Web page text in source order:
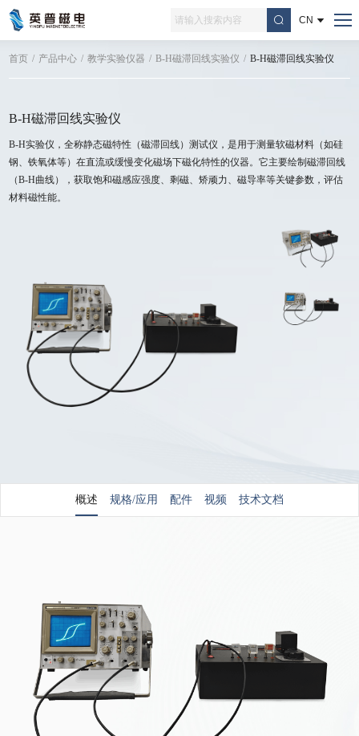
CN
首页 / 产品中心 / 教学实验仪器 / B-H磁滞回线实验仪 / B-H磁滞回线实验仪
B-H磁滞回线实验仪
B-H实验仪，全称静态磁特性（磁滞回线）测试仪，是用于测量软磁材料（如硅
钢、铁氧体等）在直流或缓慢变化磁场下磁化特性的仪器。它主要绘制磁滞回线
（B-H曲线），获取饱和磁感应强度、剩磁、矫顽力、磁导率等关键参数，评估
材料磁性能。
概述 规格/应用 配件 视频 技术文档